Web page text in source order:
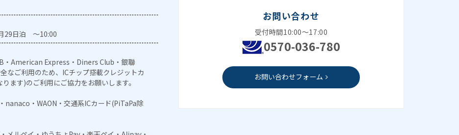
29日泊 ～10:00
・American Express・Diners Club・銀聯
なご利用のため、ICチップ搭載クレジットカ
ます)のご利用にご協力をお願いします。
nanaco・WAON・交通系ICカード(PiTaPa除
お問い合わせ
受付時間10:00～17:00
0570-036-780
お問い合わせフォーム